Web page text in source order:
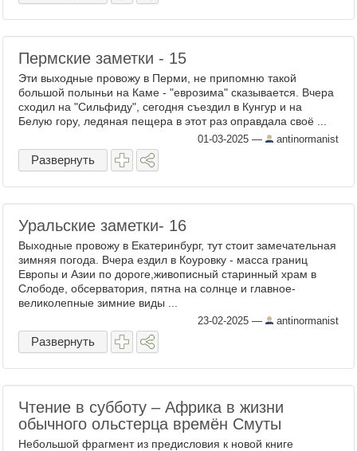
Пермские заметки - 15
Эти выходные провожу в Перми, не припомню такой
большой полыньи на Каме - "еврозима" сказывается. Вчера
сходил на "Сильфиду", сегодня съездил в Кунгур и на
Белую гору, ледяная пещера в этот раз оправдала своё ...
01-03-2025 — antinormanist
Развернуть
Уральские заметки- 16
Выходные провожу в Екатеринбург, тут стоит замечательная
зимняя погода. Вчера ездил в Коуровку - масса границ
Европы и Азии по дороге,живописный старинный храм в
Слободе, обсерватория, пятна на солнце и главное-
великолепные зимние виды ...
23-02-2025 — antinormanist
Развернуть
Чтение в субботу – Африка в жизни
обычного ольстерца времён Смуты
Небольшой фрагмент из предисловия к новой книге